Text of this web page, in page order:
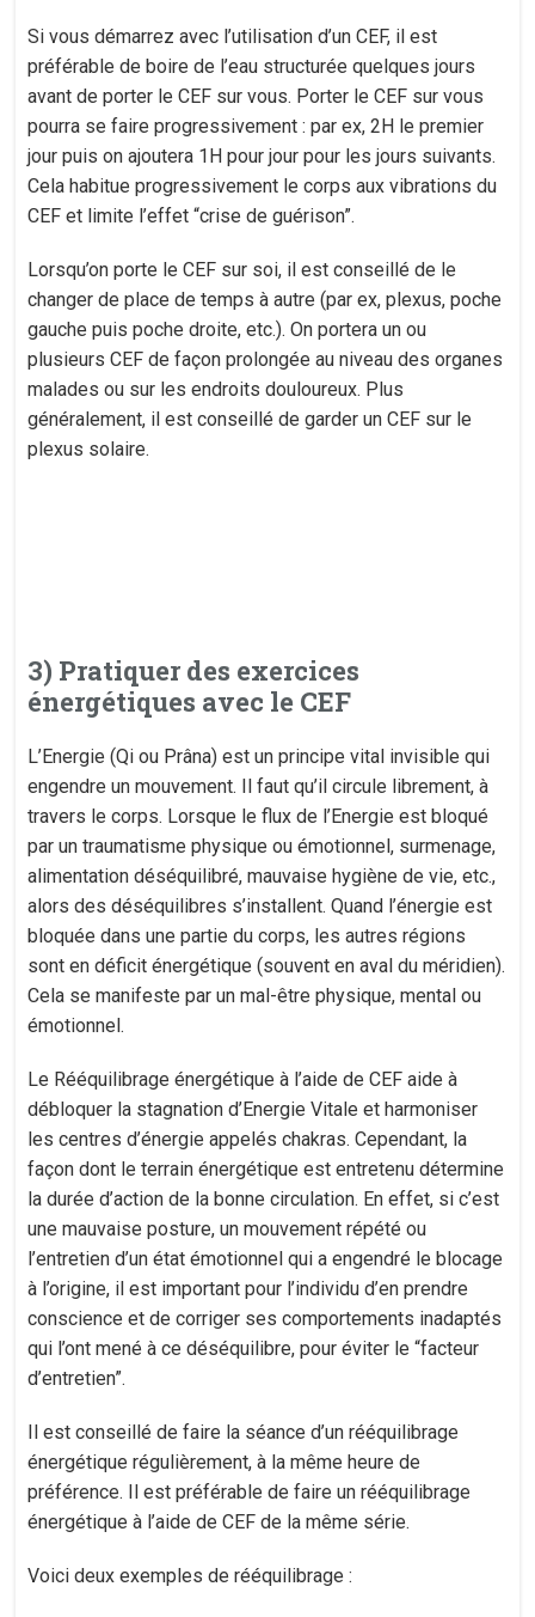
Si vous démarrez avec l’utilisation d’un CEF, il est
préférable de boire de l’eau structurée quelques jours
avant de porter le CEF sur vous. Porter le CEF sur vous
pourra se faire progressivement : par ex, 2H le premier
jour puis on ajoutera 1H pour jour pour les jours suivants.
Cela habitue progressivement le corps aux vibrations du
CEF et limite l’effet “crise de guérison”.
Lorsqu’on porte le CEF sur soi, il est conseillé de le
changer de place de temps à autre (par ex, plexus, poche
gauche puis poche droite, etc.). On portera un ou
plusieurs CEF de façon prolongée au niveau des organes
malades ou sur les endroits douloureux. Plus
généralement, il est conseillé de garder un CEF sur le
plexus solaire.
3) Pratiquer des exercices
énergétiques avec le CEF
L’Energie (Qi ou Prâna) est un principe vital invisible qui
engendre un mouvement. Il faut qu’il circule librement, à
travers le corps. Lorsque le flux de l’Energie est bloqué
par un traumatisme physique ou émotionnel, surmenage,
alimentation déséquilibré, mauvaise hygiène de vie, etc.,
alors des déséquilibres s’installent. Quand l’énergie est
bloquée dans une partie du corps, les autres régions
sont en déficit énergétique (souvent en aval du méridien).
Cela se manifeste par un mal-être physique, mental ou
émotionnel.
Le Rééquilibrage énergétique à l’aide de CEF aide à
débloquer la stagnation d’Energie Vitale et harmoniser
les centres d’énergie appelés chakras. Cependant, la
façon dont le terrain énergétique est entretenu détermine
la durée d’action de la bonne circulation. En effet, si c’est
une mauvaise posture, un mouvement répété ou
l’entretien d’un état émotionnel qui a engendré le blocage
à l’origine, il est important pour l’individu d’en prendre
conscience et de corriger ses comportements inadaptés
qui l’ont mené à ce déséquilibre, pour éviter le “facteur
d’entretien”.
Il est conseillé de faire la séance d’un rééquilibrage
énergétique régulièrement, à la même heure de
préférence. Il est préférable de faire un rééquilibrage
énergétique à l’aide de CEF de la même série.
Voici deux exemples de rééquilibrage :